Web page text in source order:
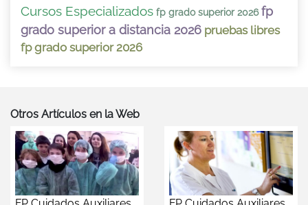
Cursos Especializados fp grado superior 2026 fp
grado superior a distancia 2026 pruebas libres
fp grado superior 2026
Otros Artículos en la Web